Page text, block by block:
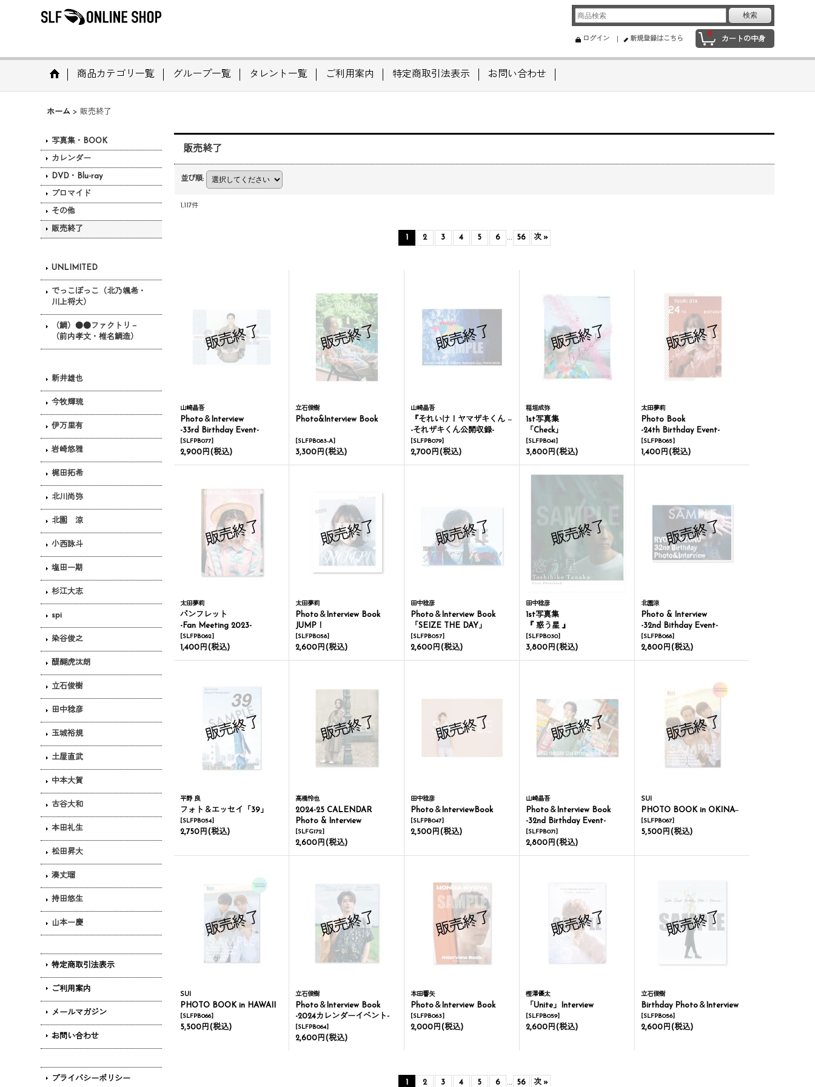
0
カートの中身
ログイン 新規登録はこちら
商品カテゴリ一覧 グループ一覧 タレント一覧 ご利用案内 特定商取引法表示 お問い合わせ
ホーム > 販売終了
写真集・BOOK
カレンダー
DVD・Blu-ray
ブロマイド
その他
販売終了
UNLIMITED
でっこぼっこ（北乃颯希・
川上将大）
（鯛）●●ファクトリ－
（前内孝文・椎名鯛造）
新井雄也
今牧輝琉
伊万里有
岩崎悠雅
梶田拓希
北川尚弥
北園 涼
小西詠斗
塩田一期
杉江大志
spi
染谷俊之
醍醐虎汰朗
立石俊樹
田中稔彦
玉城裕規
土屋直武
中本大賀
古谷大和
本田礼生
松田昇大
湊丈瑠
持田悠生
山本一慶
特定商取引法表示
ご利用案内
メールマガジン
お問い合わせ
プライバシーポリシー
販売終了
並び順:
1,117件
1 2 3 4 5 6 ... 56 次 »
山崎晶吾
Photo＆Interview
-33rd Birthday Event-
[SLFPB077]
2,900円 (税込)
立石俊樹
Photo&Interview Book
[SLFPB083-A]
3,300円 (税込)
山崎晶吾
『それいけ！ヤマザキくん 山形編』Photo Book
-それザキくん公開収録-
[SLFPB079]
2,700円 (税込)
稲垣成弥
1st写真集
「Check」
[SLFPB041]
3,800円 (税込)
太田夢莉
Photo Book
-24th Birthday Event-
[SLFPB065]
1,400円 (税込)
太田夢莉
パンフレット
-Fan Meeting 2023-
[SLFPB062]
1,400円 (税込)
太田夢莉
Photo＆Interview Book
JUMP！
[SLFPB058]
2,600円 (税込)
田中稔彦
Photo＆Interview Book
「SEIZE THE DAY」
[SLFPB057]
2,600円 (税込)
田中稔彦
1st写真集
『 惑う星 』
[SLFPB030]
3,800円 (税込)
北園涼
Photo & Interview
-32nd Bithday Event-
[SLFPB068]
2,800円 (税込)
平野 良
フォト＆エッセイ「39」
[SLFPB054]
2,750円 (税込)
高橋怜也
2024-25 CALENDAR
Photo & Interview
[SLFG172]
2,600円 (税込)
田中稔彦
Photo＆InterviewBook
[SLFPB047]
2,500円 (税込)
山崎晶吾
Photo＆Interview Book
-32nd Birthday Event-
[SLFPB071]
2,800円 (税込)
SUI
PHOTO BOOK in OKINAWA
[SLFPB067]
5,500円 (税込)
SUI
PHOTO BOOK in HAWAII
[SLFPB066]
5,500円 (税込)
立石俊樹
Photo＆Interview Book
-2024カレンダーイベント-
[SLFPB064]
2,600円 (税込)
本田響矢
Photo＆Interview Book
[SLFPB063]
2,000円 (税込)
樫澤優太
「Unite」Interview
[SLFPB059]
2,600円 (税込)
立石俊樹
Birthday Photo＆Interview
[SLFPB056]
2,600円 (税込)
1 2 3 4 5 6 ... 56 次 »